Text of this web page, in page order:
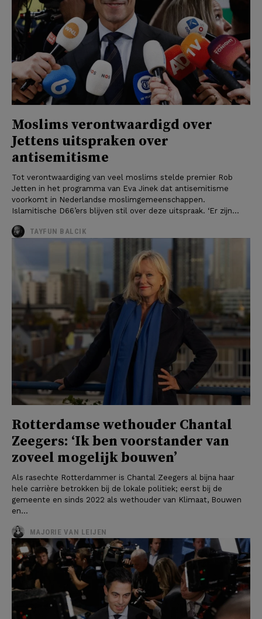
Moslims verontwaardigd over
Jettens uitspraken over
antisemitisme
Tot verontwaardiging van veel moslims stelde premier Rob
Jetten in het programma van Eva Jinek dat antisemitisme
voorkomt in Nederlandse moslimgemeenschappen.
Islamitische D66’ers blijven stil over deze uitspraak. ‘Er zijn...
TAYFUN BALCIK
Rotterdamse wethouder Chantal
Zeegers: ‘Ik ben voorstander van
zoveel mogelijk bouwen’
Als rasechte Rotterdammer is Chantal Zeegers al bijna haar
hele carrière betrokken bij de lokale politiek; eerst bij de
gemeente en sinds 2022 als wethouder van Klimaat, Bouwen
en...
MAJORIE VAN LEIJEN